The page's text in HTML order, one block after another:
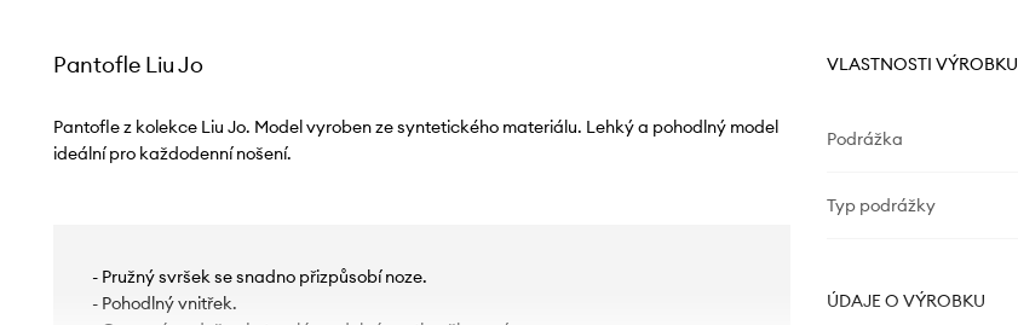
Pantofle Liu Jo
Pantofle z kolekce Liu Jo. Model vyroben ze syntetického materiálu. Lehký a pohodlný model
ideální pro každodenní nošení.
- Pružný svršek se snadno přizpůsobí noze.
- Pohodlný vnitřek.
VLASTNOSTI VÝROBKU
Podrážka
Typ podrážky
ÚDAJE O VÝROBKU